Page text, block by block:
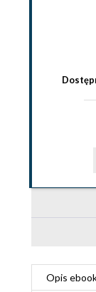
Opis